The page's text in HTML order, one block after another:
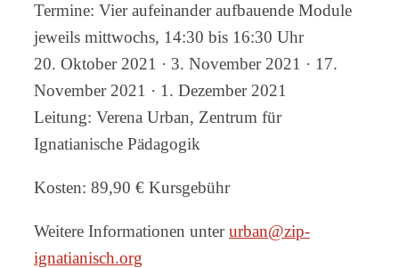
Termine: Vier aufeinander aufbauende Module
jeweils mittwochs, 14:30 bis 16:30 Uhr
20. Oktober 2021 · 3. November 2021 · 17.
November 2021 · 1. Dezember 2021
Leitung: Verena Urban, Zentrum für
Ignatianische Pädagogik
Kosten: 89,90 € Kursgebühr
Weitere Informationen unterurban@zip-
ignatianisch.org